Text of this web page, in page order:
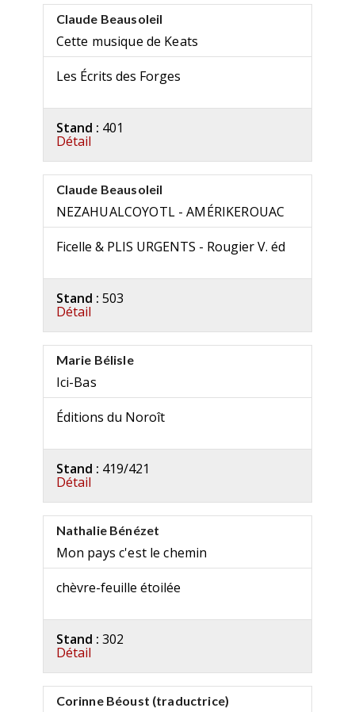
Claude Beausoleil
Cette musique de Keats
Les Écrits des Forges
Stand : 401
Détail
Claude Beausoleil
NEZAHUALCOYOTL - AMÉRIKEROUAC
Ficelle & PLIS URGENTS - Rougier V. éd
Stand : 503
Détail
Marie Bélisle
Ici-Bas
Éditions du Noroît
Stand : 419/421
Détail
Nathalie Bénézet
Mon pays c'est le chemin
chèvre-feuille étoilée
Stand : 302
Détail
Corinne Béoust (traductrice)